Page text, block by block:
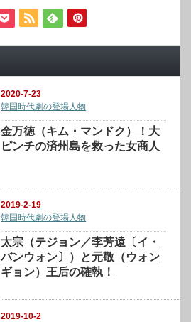
2020-7-23
韓国時代劇の登場人物
金万徳（キム・マンドク）！大
ピンチの済州島を救った女商人
2019-2-19
韓国時代劇の登場人物
太宗（テジョン／李芳遠〔イ・
バンウォン〕）と元敬（ウォン
ギョン）王后の確執！
2019-10-2